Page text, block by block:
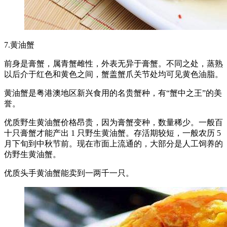
7.黄油蟹
前身是膏蟹，属青蟹雌性，外表无异于膏蟹。不同之处，蒸熟
以后介于红色和黄色之间，蟹盖蟹爪关节处均可见黄色油脂。
黄油蟹是粤港澳地区新兴食用的名贵蟹种，有“蟹中之王”的美
誉。
优质野生黄油蟹价格昂贵，因为膏蟹变种，数量稀少。一般百
十只膏蟹才能产出 1 只野生黄油蟹。存活期较短，一般农历 5
月下旬到中秋节前。现在市面上流通的，大部分是人工饲养的
仿野生黄油蟹。
优质头手黄油蟹能卖到一两千一只。